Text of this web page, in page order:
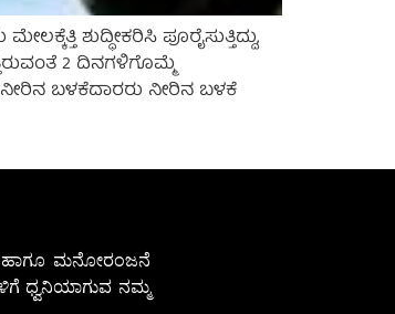
ಶುದ್ಧೀಕರಿಸಿ ಪೂರೈಸುತ್ತಿದ್ದು,
2 ದಿನಗಳಿಗೊಮ್ಮೆ
ನೀರಿನ ಬಳಕೆದಾರರು ನೀರಿನ ಬಳಕೆ
ಹಾಗೂ ಮನೋರಂಜನೆ
ಧ್ವನಿಯಾಗುವ ನಮ್ಮ